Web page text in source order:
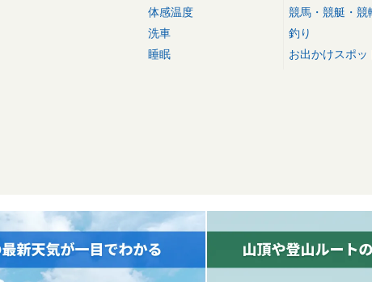
体感温度
洗車
睡眠
競馬・競艇・競
釣り
お出かけスポッ